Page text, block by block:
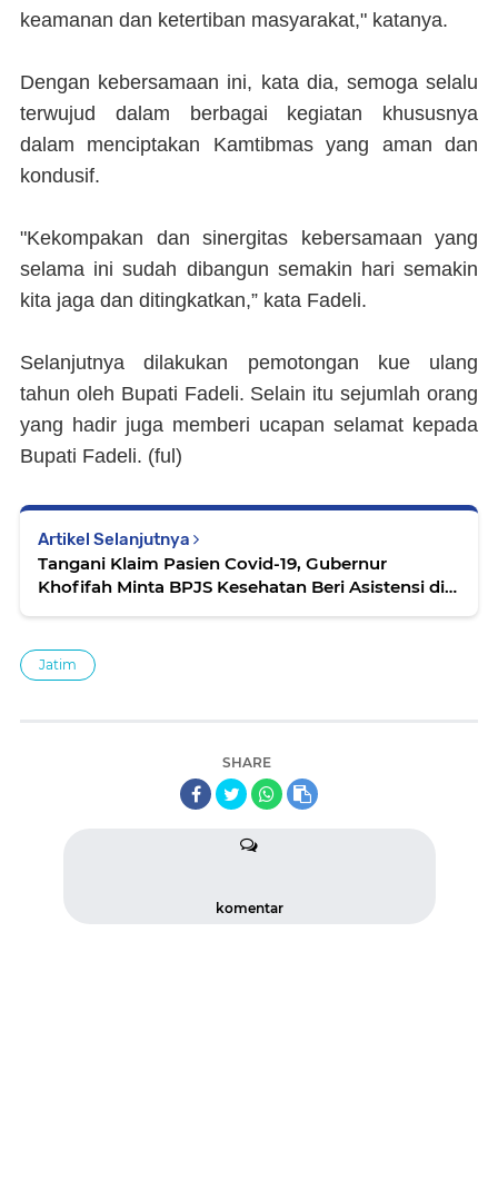
keamanan dan ketertiban masyarakat," katanya.
Dengan kebersamaan ini, kata dia, semoga selalu
terwujud dalam berbagai kegiatan khususnya
dalam menciptakan Kamtibmas yang aman dan
kondusif.
"Kekompakan dan sinergitas kebersamaan yang
selama ini sudah dibangun semakin hari semakin
kita jaga dan ditingkatkan,” kata Fadeli.
Selanjutnya dilakukan pemotongan kue ulang
tahun oleh Bupati Fadeli. Selain itu sejumlah orang
yang hadir juga memberi ucapan selamat kepada
Bupati Fadeli. (ful)
Artikel Selanjutnya
Tangani Klaim Pasien Covid-19, Gubernur
Khofifah Minta BPJS Kesehatan Beri Asistensi di
Jatim
SHARE
komentar